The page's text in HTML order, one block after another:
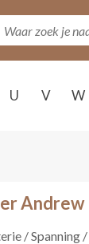
U V W
Andrew
/ Spanning